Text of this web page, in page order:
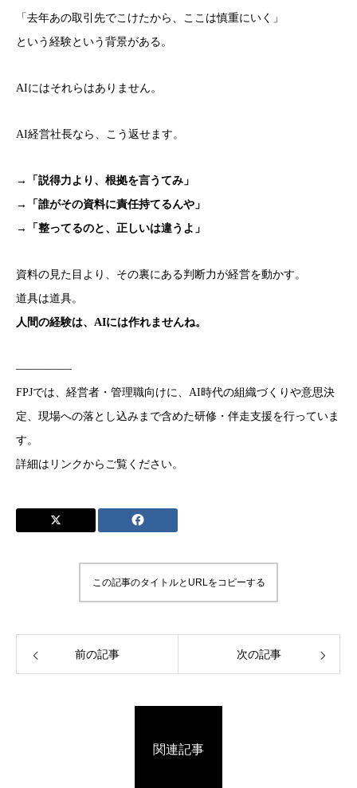
「去年あの取引先でこけたから、ここは慎重にいく」
という経験という背景がある。
AIにはそれらはありません。
AI経営社長なら、こう返せます。
→「説得力より、根拠を言うてみ」
→「誰がその資料に責任持てるんや」
→「整ってるのと、正しいは違うよ」
資料の見た目より、その裏にある判断力が経営を動かす。
道具は道具。
人間の経験は、AIには作れませんね。
—————
FPJでは、経営者・管理職向けに、AI時代の組織づくりや意思決
定、現場への落とし込みまで含めた研修・伴走支援を行っていま
す。
詳細はリンクからご覧ください。
この記事のタイトルとURLをコピーする
前の記事 次の記事
関連記事